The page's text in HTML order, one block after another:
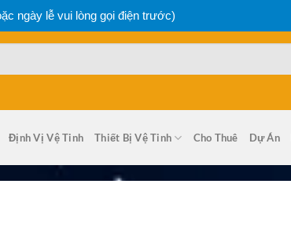
ngày lễ vui lòng gọi điện trước)
Định Vị Vệ Tinh Thiết Bị Vệ Tinh Cho Thuê Dự Án